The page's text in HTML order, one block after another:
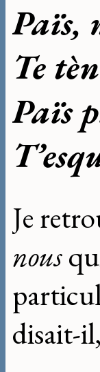
Païs,
Te
Païs
Je
nous
disait-